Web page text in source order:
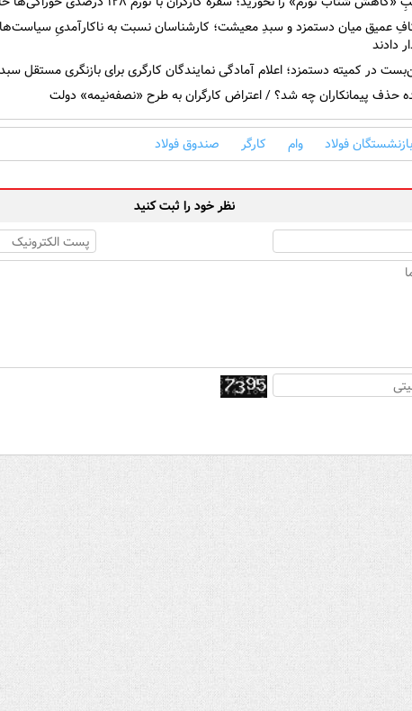
عمیق میان دستمزد و سبدِ معیشت؛ کارشناسان نسبت به ناکارآمدیِ
دادند
در کمیته دستمزد؛ اعلام آمادگی نمایندگان کارگری برای بازنگری مستقل
حذف پیمانکاران چه شد؟ / اعتراض کارگران به طرح «نصفه‌نیمه» دولت
بازنشستگان فولاد وام کارگر صندوق فولاد
نظر خود را ثبت کنید